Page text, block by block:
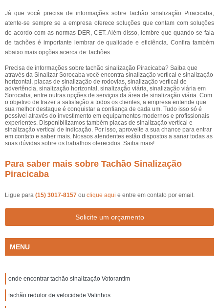
Já que você precisa de informações sobre tachão sinalização Piracicaba,
atente-se sempre se a empresa oferece soluções que contam com soluções
de acordo com as normas DER, CET. Além disso, lembre que quando se fala
de tachões é importante lembrar de qualidade e eficiência. Confira também
abaixo mais opções acerca de: tachões.
Precisa de informações sobre tachão sinalização Piracicaba? Saiba que
através da Sinalizar Sorocaba você encontra sinalização vertical e sinalização
horizontal, placas de sinalização de rodovias, sinalização vertical de
advertência, sinalização horizontal, sinalização viária, sinalização viária em
Sorocaba, entre outras opções de serviços da área de sinalização viária. Com
o objetivo de trazer a satisfação a todos os clientes, a empresa entende que
sua melhor destaque é conquistar a confiança de cada um. Tudo isso só é
possível através do investimento em equipamentos modernos e profissionais
experientes. Disponibilizamos também placas de sinalização vertical e
sinalização vertical de indicação. Por isso, aproveite a sua chance para entrar
em contato e saber mais. Nossos atendentes estão dispostos a sanar todas as
suas dúvidas sobre os trabalhos oferecidos. Saiba mais!
Para saber mais sobre Tachão Sinalização
Piracicaba
Ligue para (15) 3017-8157 ou clique aqui e entre em contato por email.
Solicite um orçamento
MENU
onde encontrar tachão sinalização Votorantim
tachão redutor de velocidade Valinhos